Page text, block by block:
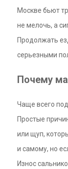
Москве бьют
не мелочь, а
Продолжать
серьезными
Почему
Чаще всего
Простые
или щуп,
и самому, но
Износ